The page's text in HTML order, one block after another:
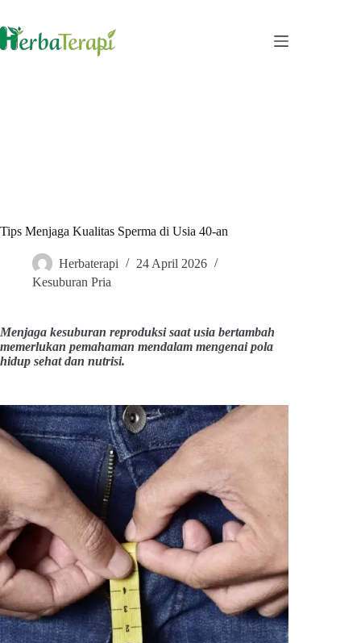
content
Tips Menjaga Kualitas Sperma di Usia 40-an
Herbaterapi
24 April 2026
Kesuburan Pria
Menjaga kesuburan reproduksi saat usia bertambah
memerlukan pemahaman mendalam mengenai pola
hidup sehat dan nutrisi.